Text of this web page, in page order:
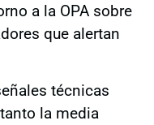
a la OPA sobre
que alertan
técnicas
la media